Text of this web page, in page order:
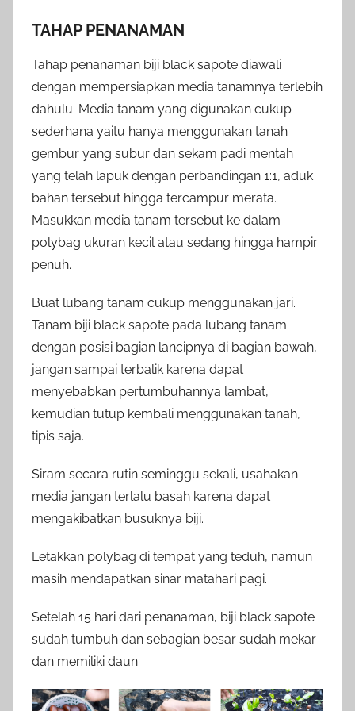
TAHAP PENANAMAN
Tahap penanaman biji black sapote diawali
dengan mempersiapkan media tanamnya terlebih
dahulu. Media tanam yang digunakan cukup
sederhana yaitu hanya menggunakan tanah
gembur yang subur dan sekam padi mentah
yang telah lapuk dengan perbandingan 1:1, aduk
bahan tersebut hingga tercampur merata.
Masukkan media tanam tersebut ke dalam
polybag ukuran kecil atau sedang hingga hampir
penuh.
Buat lubang tanam cukup menggunakan jari.
Tanam biji black sapote pada lubang tanam
dengan posisi bagian lancipnya di bagian bawah,
jangan sampai terbalik karena dapat
menyebabkan pertumbuhannya lambat,
kemudian tutup kembali menggunakan tanah,
tipis saja.
Siram secara rutin seminggu sekali, usahakan
media jangan terlalu basah karena dapat
mengakibatkan busuknya biji.
Letakkan polybag di tempat yang teduh, namun
masih mendapatkan sinar matahari pagi.
Setelah 15 hari dari penanaman, biji black sapote
sudah tumbuh dan sebagian besar sudah mekar
dan memiliki daun.